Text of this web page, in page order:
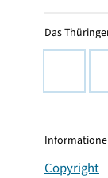
Das
Copyright